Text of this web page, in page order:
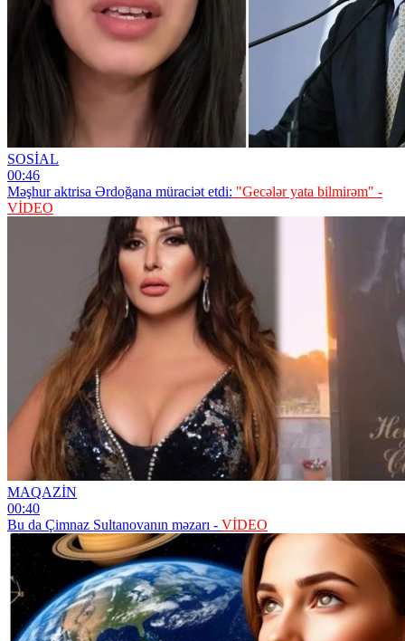
SOSİAL
00:46
Məşhur aktrisa Ərdoğana müraciət etdi: "Gecələr yata bilmirəm" -
VİDEO
MAQAZİN
00:40
Bu da Çimnaz Sultanovanın məzarı - VİDEO